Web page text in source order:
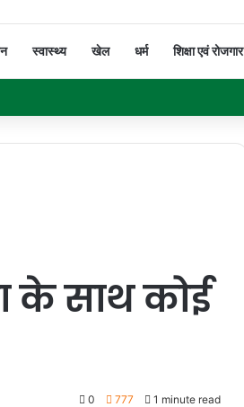
स्वास्थ्य खेल धर्म शिक्षा एवं रोजगार
के साथ कोई
0 777 1 minute read